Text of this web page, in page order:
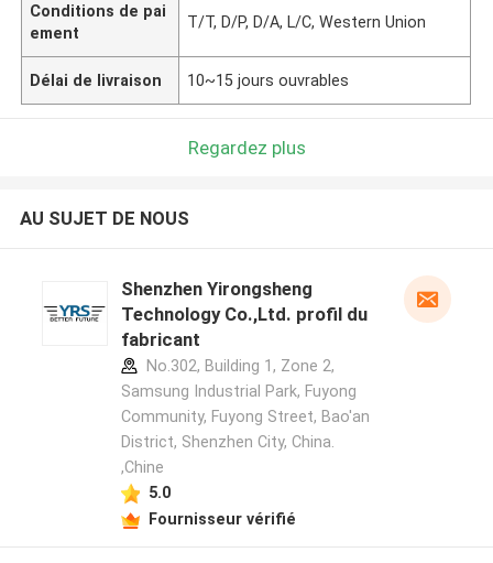
Conditions de pai
ement
T/T, D/P, D/A, L/C, Western Union
Délai de livraison 10~15 jours ouvrables
Regardez plus
AU SUJET DE NOUS
Shenzhen Yirongsheng
Technology Co.,Ltd. profil du
fabricant
No.302, Building 1, Zone 2,
Samsung Industrial Park, Fuyong
Community, Fuyong Street, Bao'an
District, Shenzhen City, China.
,Chine
5.0
Fournisseur vérifié